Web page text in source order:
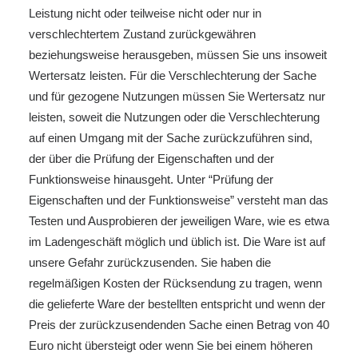
Leistung nicht oder teilweise nicht oder nur in
verschlechtertem Zustand zurückgewähren
beziehungsweise herausgeben, müssen Sie uns insoweit
Wertersatz leisten. Für die Verschlechterung der Sache
und für gezogene Nutzungen müssen Sie Wertersatz nur
leisten, soweit die Nutzungen oder die Verschlechterung
auf einen Umgang mit der Sache zurückzuführen sind,
der über die Prüfung der Eigenschaften und der
Funktionsweise hinausgeht. Unter “Prüfung der
Eigenschaften und der Funktionsweise” versteht man das
Testen und Ausprobieren der jeweiligen Ware, wie es etwa
im Ladengeschäft möglich und üblich ist. Die Ware ist auf
unsere Gefahr zurückzusenden. Sie haben die
regelmäßigen Kosten der Rücksendung zu tragen, wenn
die gelieferte Ware der bestellten entspricht und wenn der
Preis der zurückzusendenden Sache einen Betrag von 40
Euro nicht übersteigt oder wenn Sie bei einem höheren